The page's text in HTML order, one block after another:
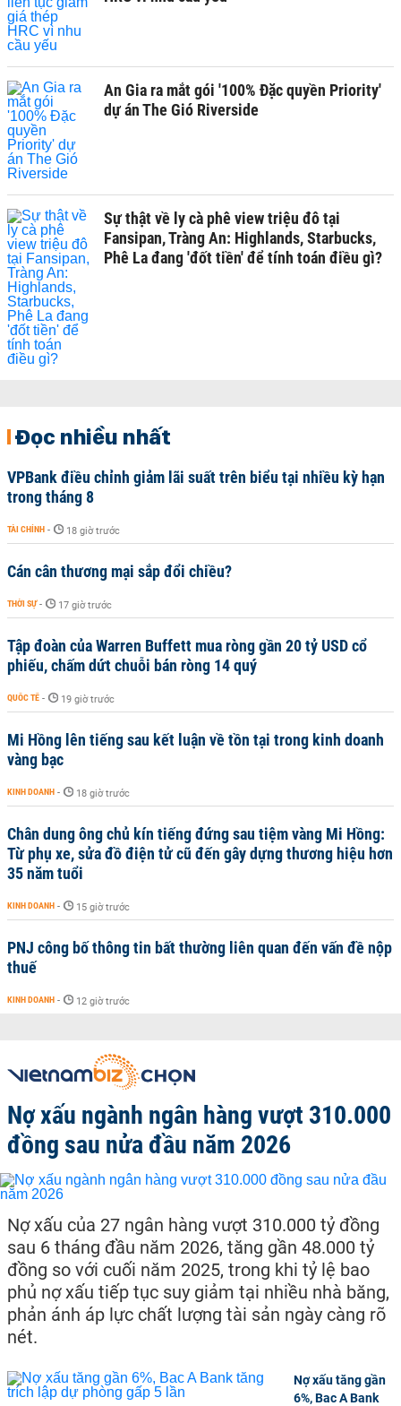
An Gia ra mắt gói '100% Đặc quyền Priority'
dự án The Gió Riverside
Sự thật về ly cà phê view triệu đô tại
Fansipan, Tràng An: Highlands, Starbucks,
Phê La đang 'đốt tiền' để tính toán điều gì?
Đọc nhiều nhất
VPBank điều chỉnh giảm lãi suất trên biểu tại nhiều kỳ hạn
trong tháng 8
TÀI CHÍNH - 18 giờ trước
Cán cân thương mại sắp đổi chiều?
THỜI SỰ - 17 giờ trước
Tập đoàn của Warren Buffett mua ròng gần 20 tỷ USD cổ
phiếu, chấm dứt chuỗi bán ròng 14 quý
QUỐC TẾ - 19 giờ trước
Mi Hồng lên tiếng sau kết luận về tồn tại trong kinh doanh
vàng bạc
KINH DOANH - 18 giờ trước
Chân dung ông chủ kín tiếng đứng sau tiệm vàng Mi Hồng:
Từ phụ xe, sửa đồ điện tử cũ đến gây dựng thương hiệu hơn
35 năm tuổi
KINH DOANH - 15 giờ trước
PNJ công bố thông tin bất thường liên quan đến vấn đề nộp
thuế
KINH DOANH - 12 giờ trước
Nợ xấu ngành ngân hàng vượt 310.000
đồng sau nửa đầu năm 2026
Nợ xấu của 27 ngân hàng vượt 310.000 tỷ đồng
sau 6 tháng đầu năm 2026, tăng gần 48.000 tỷ
đồng so với cuối năm 2025, trong khi tỷ lệ bao
phủ nợ xấu tiếp tục suy giảm tại nhiều nhà băng,
phản ánh áp lực chất lượng tài sản ngày càng rõ
nét.
Nợ xấu tăng gần
6%, Bac A Bank